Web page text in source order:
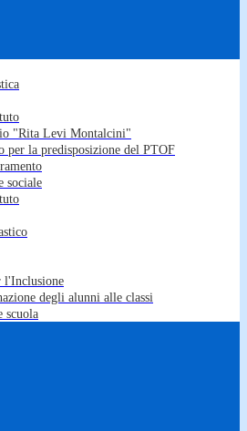
"Rita Levi Montalcini"
la predisposizione del PTOF
sociale
l'Inclusione
degli alunni alle classi
scuola